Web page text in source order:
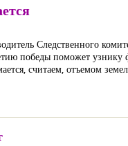
Следственного
победы поможет узнику
считаем, отъемом